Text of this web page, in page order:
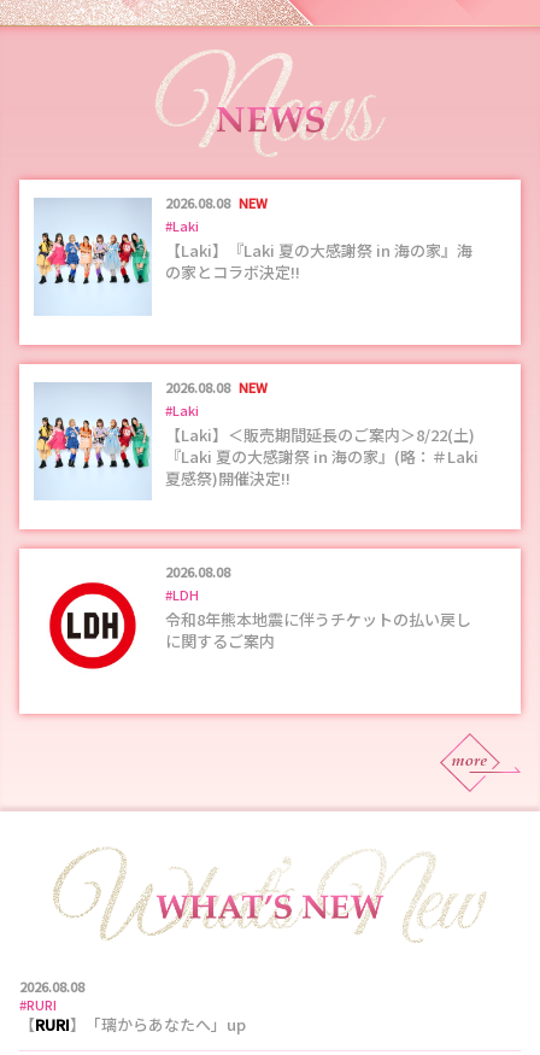
2026.08.08 NEW
#Laki
【Laki】『Laki 夏の大感謝祭 in 海の家』海
の家とコラボ決定!!
2026.08.08 NEW
#Laki
【Laki】＜販売期間延長のご案内＞8/22(土)
『Laki 夏の大感謝祭 in 海の家』(略：＃Laki
夏感祭)開催決定!!
2026.08.08
#LDH
令和8年熊本地震に伴うチケットの払い戻し
に関するご案内
2026.08.08
#RURI
【RURI】「璃からあなたへ」up